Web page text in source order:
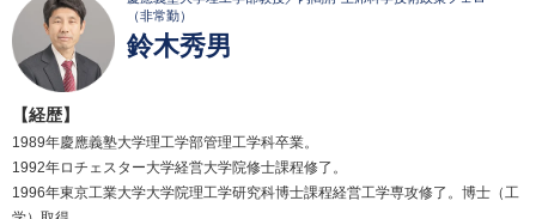
（非常勤）
鈴木秀男
【経歴】
1989年慶應義塾大学理工学部管理工学科卒業。
1992年ロチェスター大学経営大学院修士課程修了。
1996年東京工業大学大学院理工学研究科博士課程経営工学専攻修了。博士（工